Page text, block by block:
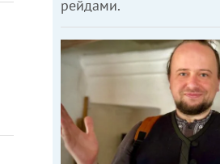
рейдами.